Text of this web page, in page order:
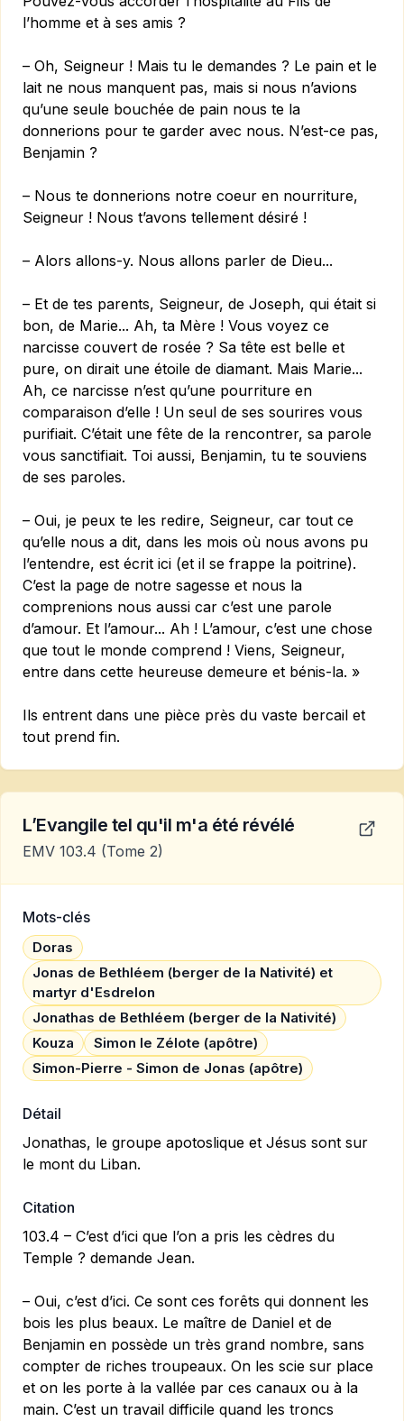
l’homme et à ses amis ?
– Oh, Seigneur ! Mais tu le demandes ? Le pain et le
lait ne nous manquent pas, mais si nous n’avions
qu’une seule bouchée de pain nous te la
donnerions pour te garder avec nous. N’est-ce pas,
Benjamin ?
– Nous te donnerions notre coeur en nourriture,
Seigneur ! Nous t’avons tellement désiré !
– Alors allons-y. Nous allons parler de Dieu...
– Et de tes parents, Seigneur, de Joseph, qui était si
bon, de Marie... Ah, ta Mère ! Vous voyez ce
narcisse couvert de rosée ? Sa tête est belle et
pure, on dirait une étoile de diamant. Mais Marie...
Ah, ce narcisse n’est qu’une pourriture en
comparaison d’elle ! Un seul de ses sourires vous
purifiait. C’était une fête de la rencontrer, sa parole
vous sanctifiait. Toi aussi, Benjamin, tu te souviens
de ses paroles.
– Oui, je peux te les redire, Seigneur, car tout ce
qu’elle nous a dit, dans les mois où nous avons pu
l’entendre, est écrit ici (et il se frappe la poitrine).
C’est la page de notre sagesse et nous la
comprenions nous aussi car c’est une parole
d’amour. Et l’amour... Ah ! L’amour, c’est une chose
que tout le monde comprend ! Viens, Seigneur,
entre dans cette heureuse demeure et bénis-la. »
Ils entrent dans une pièce près du vaste bercail et
tout prend fin.
L’Evangile tel qu'il m'a été révélé
EMV 103.4 (Tome 2)
Mots-clés
Doras
Jonas de Bethléem (berger de la Nativité) et
martyr d'Esdrelon
Jonathas de Bethléem (berger de la Nativité)
Kouza
Simon le Zélote (apôtre)
Simon-Pierre - Simon de Jonas (apôtre)
Détail
Jonathas, le groupe apotoslique et Jésus sont sur
le mont du Liban.
Citation
103.4 – C’est d’ici que l’on a pris les cèdres du
Temple ? demande Jean.
– Oui, c’est d’ici. Ce sont ces forêts qui donnent les
bois les plus beaux. Le maître de Daniel et de
Benjamin en possède un très grand nombre, sans
compter de riches troupeaux. On les scie sur place
et on les porte à la vallée par ces canaux ou à la
main. C’est un travail difficile quand les troncs